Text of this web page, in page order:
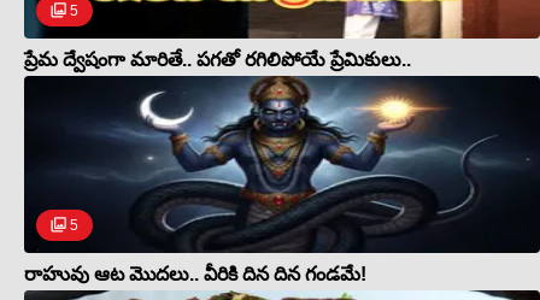
5
ప్రేమ ద్వేషంగా మారితే.. పగతో రగిలిపోయే ప్రేమికులు..
5
రాహువు ఆట మొదలు.. వీరికి దిన దిన గండమే!